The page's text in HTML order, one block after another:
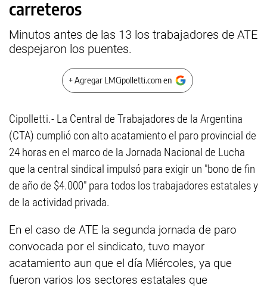
carreteros
Minutos antes de las 13 los trabajadores de ATE
despejaron los puentes.
+ Agregar LMCipolletti.com en
Cipolletti.- La Central de Trabajadores de la Argentina
(‎CTA) cumplió con alto acatamiento el paro provincial de
24 horas en el marco de la Jornada Nacional de Lucha
que la central sindical impulsó para exigir un "bono de fin
de año de $4.000" para todos los trabajadores estatales y
de la actividad privada.
En el caso de ATE la segunda jornada de paro
convocada por el sindicato, tuvo mayor
acatamiento aun que el día Miércoles, ya que
fueron varios los sectores estatales que